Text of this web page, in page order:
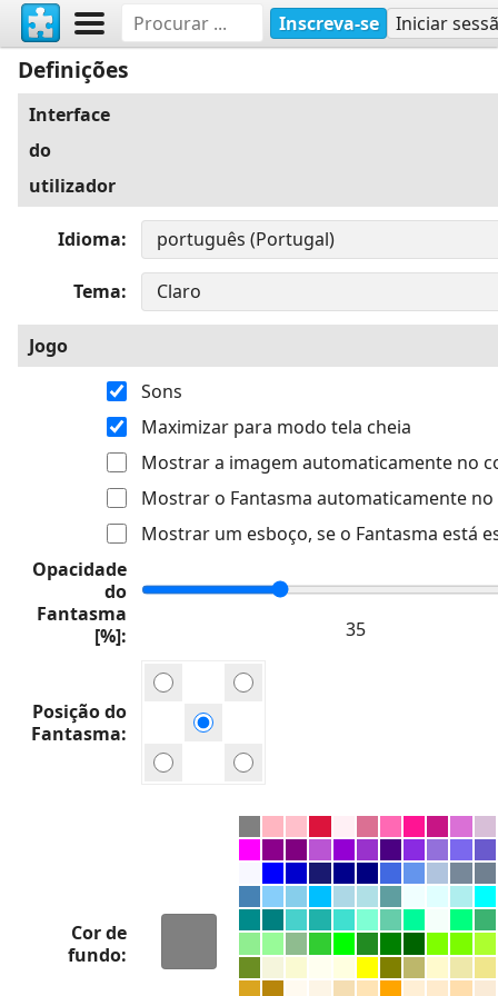
Inscreva-se Iniciar
Definições
Interface
do
utilizador
Idioma
Tema
Jogo
Sons
Maximizar para modo tela cheia
Mostrar a imagem automaticamente no
Mostrar o Fantasma automaticamente no
Mostrar um esboço, se o Fantasma está
Opacidade
do
Fantasma
[%]
Posição do
Fantasma
Cor de
fundo